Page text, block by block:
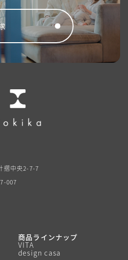
摺中央2-7-7
007
商品ラインナップ
VITA
design casa